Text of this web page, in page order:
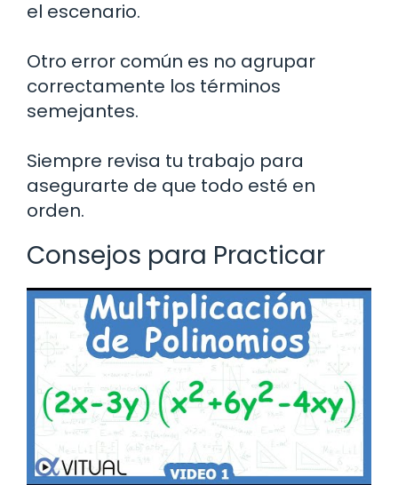
el escenario.
Otro error común es no agrupar
correctamente los términos
semejantes.
Siempre revisa tu trabajo para
asegurarte de que todo esté en
orden.
Consejos para Practicar